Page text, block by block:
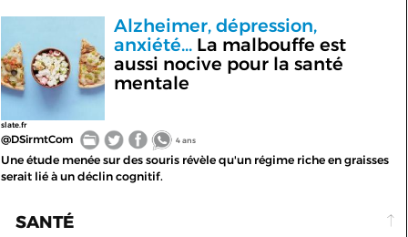
slate.fr
Alzheimer, dépression,
anxiété...La malbouffe est
aussi nocive pour la santé
mentale
@DSirmtCom 4 ans
Une étude menée sur des souris révèle qu'un régime riche en graisses
serait lié à un déclin cognitif.
SANTÉ